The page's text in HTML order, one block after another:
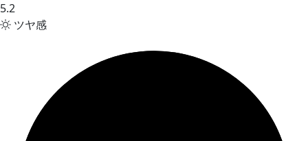
5.2
ツヤ感